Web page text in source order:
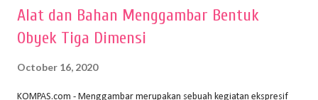
Alat dan Bahan Menggambar Bentuk
Obyek Tiga Dimensi
October 16, 2020
KOMPAS.com - Menggambar merupakan sebuah kegiatan ekspresif